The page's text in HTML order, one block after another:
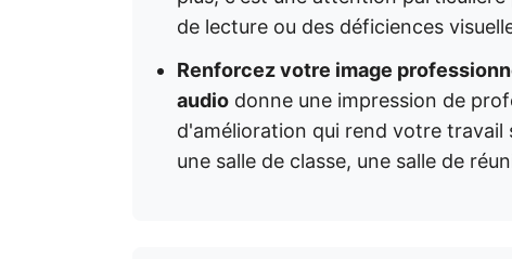
de lecture ou des déficiences
Renforcez votre image
audio donne une impression de
d'amélioration qui rend votre
une salle de classe, une salle de